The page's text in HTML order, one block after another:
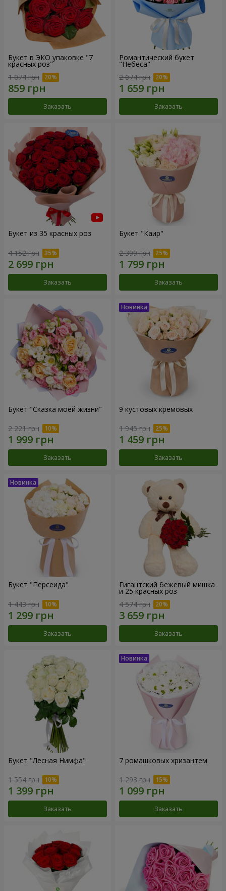
Букет в ЭКО упаковке "7
красных роз"
1 074 грн
Заказать
Романтический букет
"Небеса"
2 074 грн
Заказать
Букет из 35 красных роз
4 152 грн
Заказать
Букет "Каир"
2 399 грн
Заказать
Букет "Сказка моей жизни"
2 221 грн
Заказать
9 кустовых кремовых
1 945 грн
Заказать
Букет "Персеида"
1 443 грн
Заказать
Гигантский бежевый мишка
и 25 красных роз
4 574 грн
Заказать
Букет "Лесная Нимфа"
1 554 грн
Заказать
7 ромашковых хризантем
1 293 грн
Заказать